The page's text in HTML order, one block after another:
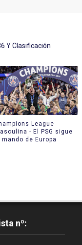
Y Clasificación
League
- El PSG sigue
mando de Europa
nº: